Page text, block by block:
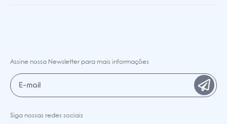
Assine nossa Newsletter para mais informações
Siga nossas redes sociais